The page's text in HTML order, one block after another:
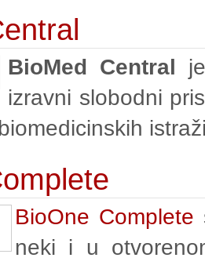
BioMed Central
izravni slobodni
BioOne Complete
neki i u